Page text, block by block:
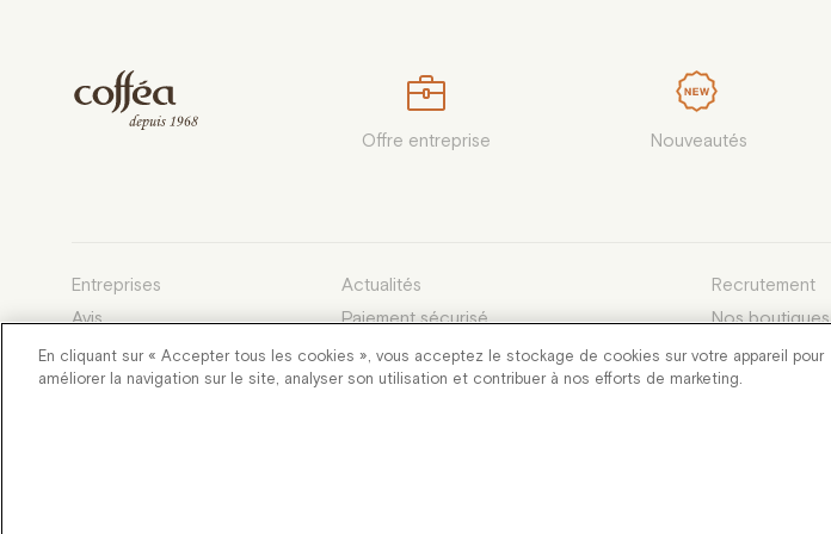
Offre entreprise Nouveautés
Entreprises Actualités
Recrutement
Avis
Paiement sécurisé
Nos boutiques
Devenez franchisé
Conditions générales de Vente
En cliquant sur « Accepter tous les cookies », vous acceptez le stockage de cookies sur votre appareil pour
améliorer la navigation sur le site, analyser son utilisation et contribuer à nos efforts de marketing.